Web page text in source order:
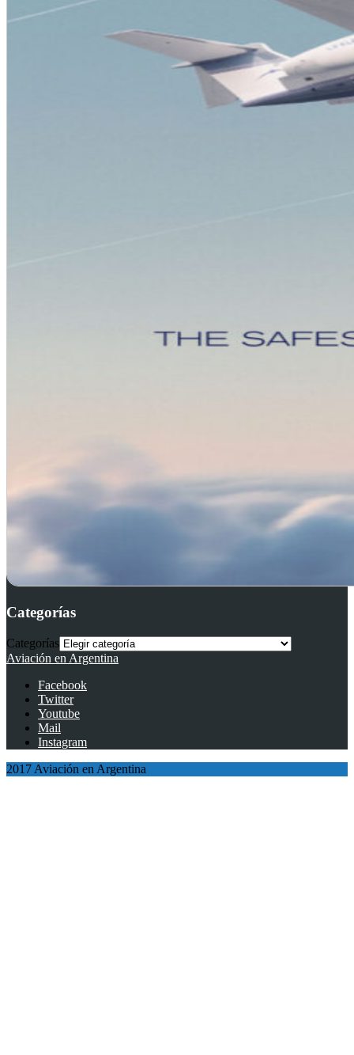
Categorías
Categorías
Aviación en Argentina
Facebook
Twitter
Youtube
Mail
Instagram
2017 Aviación en Argentina